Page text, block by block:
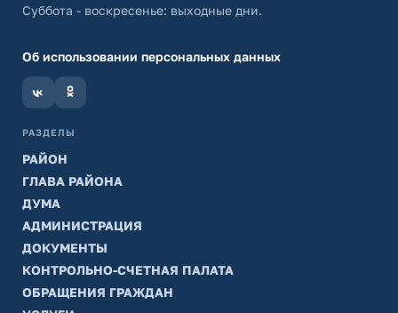
Суббота - воскресенье: выходные дни.
Об использовании персональных данных
РАЗДЕЛЫ
РАЙОН
ГЛАВА РАЙОНА
ДУМА
АДМИНИСТРАЦИЯ
ДОКУМЕНТЫ
КОНТРОЛЬНО-СЧЕТНАЯ ПАЛАТА
ОБРАЩЕНИЯ ГРАЖДАН